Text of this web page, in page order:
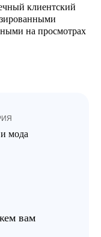
мода
вам
клиентский
на просмотрах